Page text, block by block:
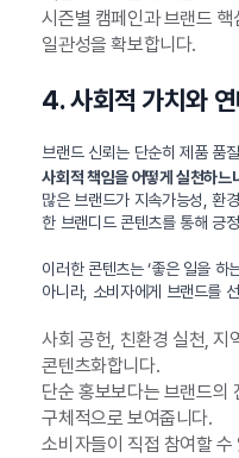
시즌별 캠페인과 브랜드 핵
일관성을 확보합니다.
4. 사회적 가치와
브랜드 신뢰는 단순히 제품 품
사회적 책임을 어떻게 실천하느
많은 브랜드가 지속가능성, 환
한 브랜디드 콘텐츠를 통해 긍
이러한 콘텐츠는 ‘좋은 일을 하
아니라, 소비자에게 브랜드를
사회 공헌, 친환경 실천, 지
콘텐츠화합니다.
단순 홍보보다는 브랜드의
구체적으로 보여줍니다.
소비자들이 직접 참여할